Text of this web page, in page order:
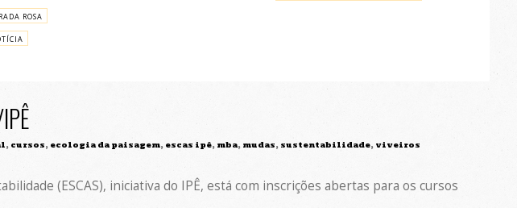
ROSA
, cursos, ecologia da paisagem, escas ipê, mba, mudas, sustentabilidade, viveiros
(ESCAS), iniciativa do IPÊ, está com inscrições abertas para os cursos